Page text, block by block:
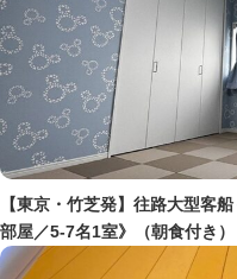
【東京・竹芝発】往路大型客
部屋／5-7名1室》（朝食付き）